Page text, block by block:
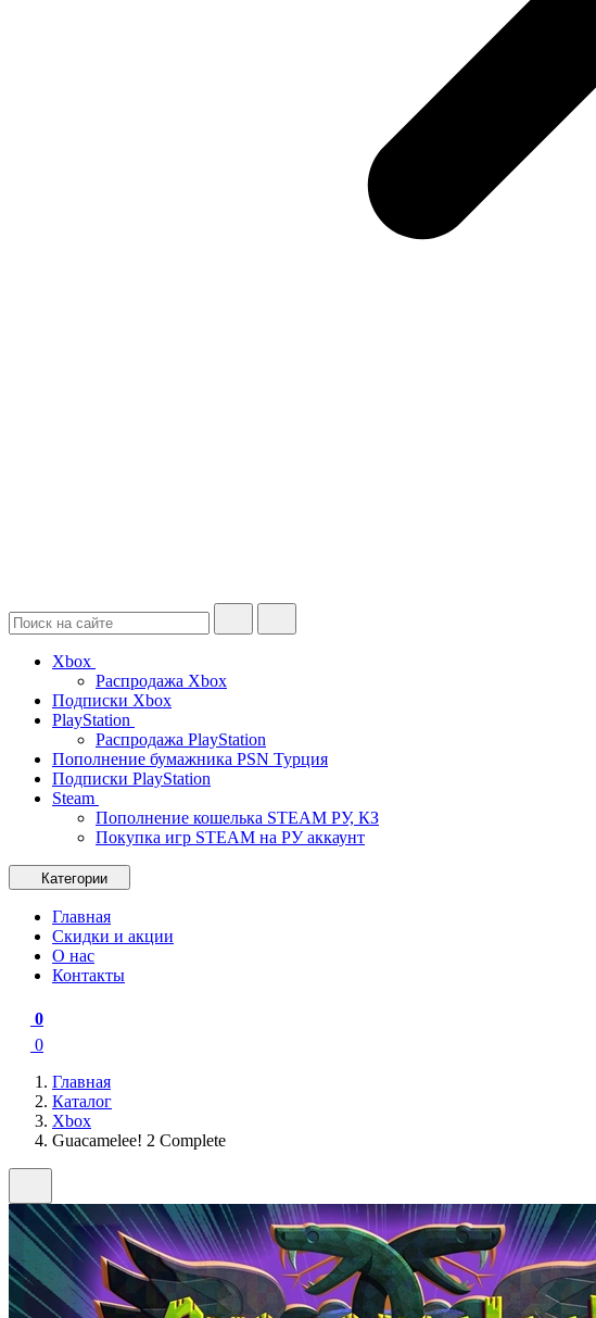
Xbox
Распродажа Xbox
Подписки Xbox
PlayStation
Распродажа PlayStation
Пополнение бумажника PSN Турция
Подписки PlayStation
Steam
Пополнение кошелька STEAM РУ, КЗ
Покупка игр STEAM на РУ аккаунт
Категории
Главная
Скидки и акции
О нас
Контакты
0
0
Главная
Каталог
Xbox
Guacamelee! 2 Complete